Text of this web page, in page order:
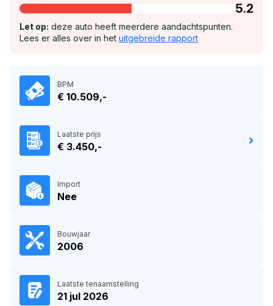
5.2
Let op: deze auto heeft meerdere aandachtspunten.
Lees er alles over in het uitgebreide rapport
BPM
€ 10.509,-
Laatste prijs
€ 3.450,-
Import
Nee
Bouwjaar
2006
Laatste tenaamstelling
21 jul 2026